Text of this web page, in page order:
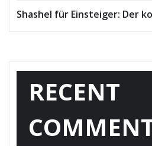
Shashel für Einsteiger: Der
RECENT